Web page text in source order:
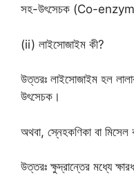
সহ-উৎসেচক (Co-
(ii) লাইসোজাইম কী?
উত্তরঃ লাইসোজাইম হল
উৎসেচক।
অথবা, স্নেহকণিকা বা মিসেল
উত্তরঃ ক্ষুদ্রান্তের মধ্যে